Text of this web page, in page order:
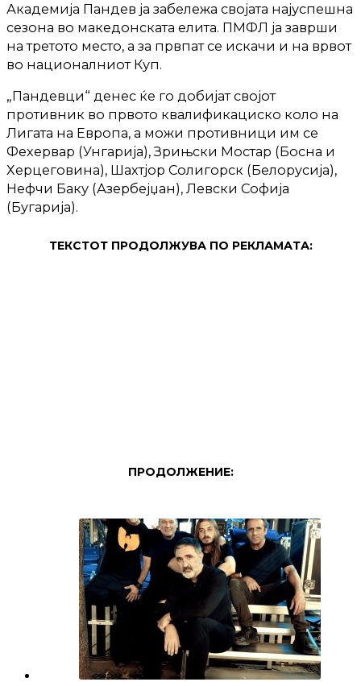
Академија Пандев ја забележа својата најуспешна
сезона во македонската елита. ПМФЛ ја заврши
на третото место, а за првпат се искачи и на врвот
во националниот Куп.
„Пандевци“ денес ќе го добијат својот
противник во првото квалификациско коло на
Лигата на Европа, а можи противници им се
Фехервар (Унгарија), Зрињски Мостар (Босна и
Херцеговина), Шахтјор Солигорск (Белорусија),
Нефчи Баку (Азербејџан), Левски Софија
(Бугарија).
ТЕКСТОТ ПРОДОЛЖУВА ПО РЕКЛАМАТА:
ПРОДОЛЖЕНИЕ: